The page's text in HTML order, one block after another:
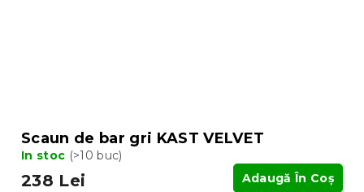
Scaun de bar gri KAST VELVET
In stoc (>10 buc)
238 Lei Adaugă În Coş